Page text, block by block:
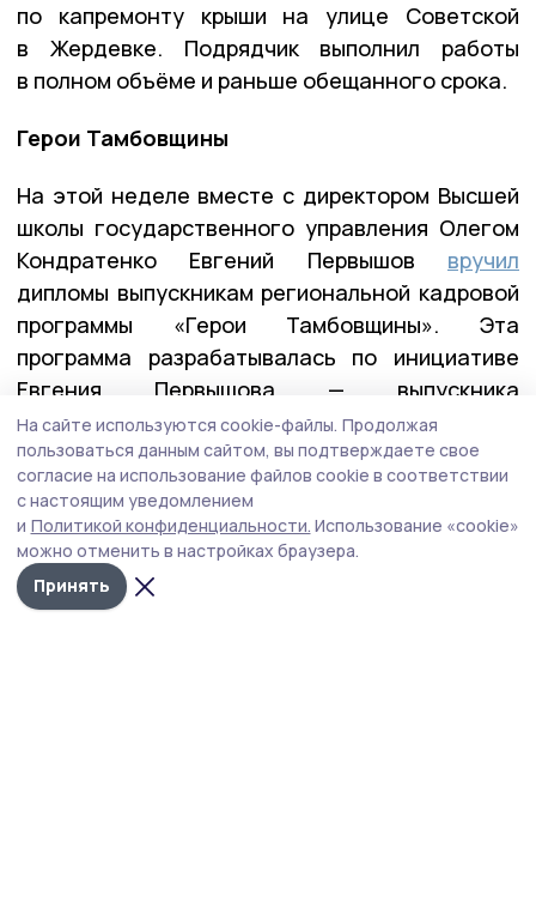
по капремонту крыши на улице Советской
в Жердевке. Подрядчик выполнил работы
в полном объёме и раньше обещанного срока.
Герои Тамбовщины
На этой неделе вместе с директором Высшей
школы государственного управления Олегом
Кондратенко Евгений Первышов вручил
дипломы выпускникам региональной кадровой
программы «Герои Тамбовщины». Эта
программа разрабатывалась по инициативе
Евгения Первышова — выпускника
федеральной программы «Время героев», и
реализовывалась вместе с его коллегами по
программе — Алексеем Кондратьевым и
Константином Кутейниковым. Заявку в
программу подали почти 400 участников и
ветеранов СВО. После всех вступительных
испытаний участниками первого потока стали
На сайте используются cookie-файлы. Продолжая
пользоваться данным сайтом, вы подтверждаете свое
согласие на использование файлов cookie в соответствии
с настоящим уведомлением
и Политикой конфиденциальности. Использование «cookie»
можно отменить в настройках браузера.
Принять